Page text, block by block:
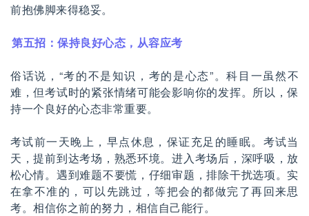
前抱佛脚来得稳妥。
第五招：保持良好心态，从容应考
俗话说，“考的不是知识，考的是心态”。科目一虽然不
难，但考试时的紧张情绪可能会影响你的发挥。所以，保
持一个良好的心态非常重要。
考试前一天晚上，早点休息，保证充足的睡眠。考试当
天，提前到达考场，熟悉环境。进入考场后，深呼吸，放
松心情。遇到难题不要慌，仔细审题，排除干扰选项。实
在拿不准的，可以先跳过，等把会的都做完了再回来思
考。相信你之前的努力，相信自己能行。